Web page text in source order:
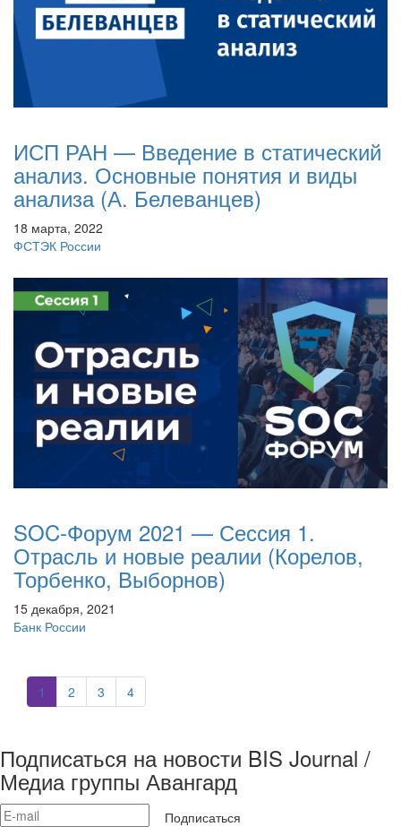
ИСП РАН — Введение в статический
анализ. Основные понятия и виды
анализа (А. Белеванцев)
18 марта, 2022
ФСТЭК России
SOC-Форум 2021 — Сессия 1.
Отрасль и новые реалии (Корелов,
Торбенко, Выборнов)
15 декабря, 2021
Банк России
1 2 3 4
Подписаться на новости BIS Journal /
Медиа группы Авангард
Подписаться